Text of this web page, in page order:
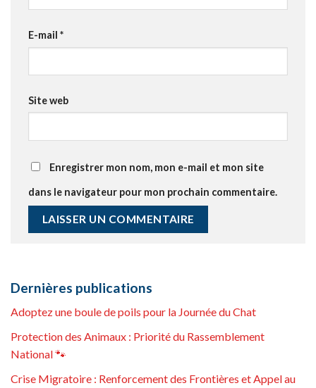
E-mail *
Site web
Enregistrer mon nom, mon e-mail et mon site
dans le navigateur pour mon prochain commentaire.
Dernières publications
Adoptez une boule de poils pour la Journée du Chat
Protection des Animaux : Priorité du Rassemblement
National 🐾
Crise Migratoire : Renforcement des Frontières et Appel au